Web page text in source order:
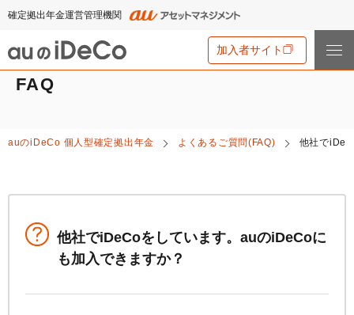
確定拠出年金運営管理機関
加入者サイト
iDeCoの加入条件
の給付金について
auの iDeCoの新規加入方法
iDeCoからの変更方法
企業型確定拠出年金加入者の転職・退職時の移換手続き
資産運用・資産形成について学ぶ
あなたのお金を働き者に
FAQ
auのiDeCo 個人型確定拠出年金 よくあるご質問(FAQ) 他社で
他社でiDeCoをしています。auのiDeCoに
も加入できますか？